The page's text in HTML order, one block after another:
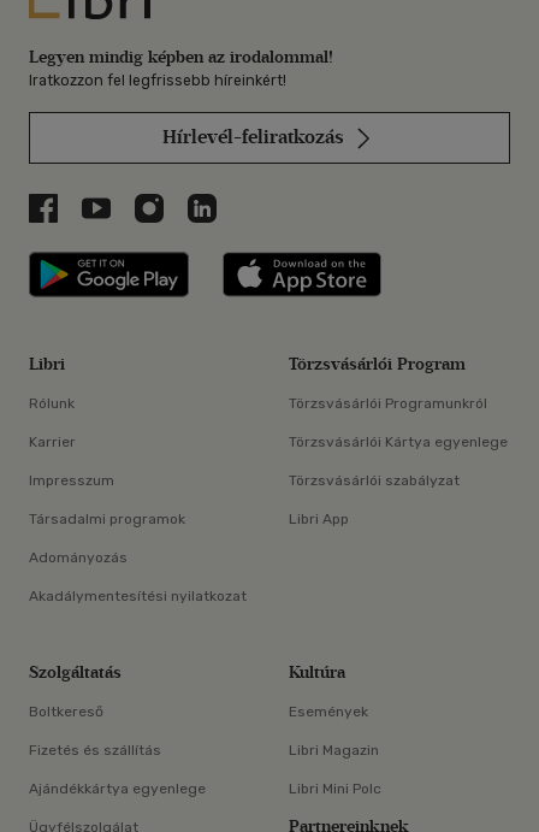
Legyen mindig képben az irodalommal!
Iratkozzon fel legfrissebb híreinkért!
Hírlevél-feliratkozás
Libri a Facebookon
Libri a Youtube-on
Libri az Instagramon
Libri a LinkedInen
Libri applikáció Szerezd meg: Google
Libri
Rólunk
Karrier
Impresszum
Társadalmi programok
Adományozás
Akadálymentesítési nyilatkozat
Törzsvásárlói Program
Törzsvásárlói Programunkról
Törzsvásárlói Kártya egyenlege
Törzsvásárlói szabályzat
Libri App
Szolgáltatás
Boltkereső
Fizetés és szállítás
Ajándékkártya egyenlege
Ügyfélszolgálat
Kultúra
Események
Libri Magazin
Libri Mini Polc
Partnereinknek